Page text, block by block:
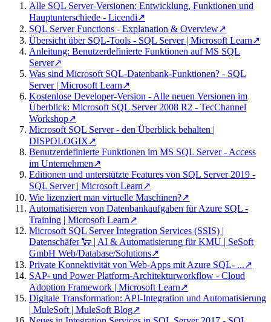
Alle SQL Server-Versionen: Entwicklung, Funktionen und
Hauptunterschiede - Licendi↗
SQL Server Functions - Explanation & Overview↗
Übersicht über SQL-Tools - SQL Server | Microsoft Learn↗
Anleitung: Benutzerdefinierte Funktionen auf MS SQL
Server↗
Was sind Microsoft SQL-Datenbank-Funktionen? - SQL
Server | Microsoft Learn↗
Kostenlose Developer-Version - Alle neuen Versionen im
Überblick: Microsoft SQL Server 2008 R2 - TecChannel
Workshop↗
Microsoft SQL Server - den Überblick behalten |
DISPOLOGIX↗
Benutzerdefinierte Funktionen im MS SQL Server - Access
im Unternehmen↗
Editionen und unterstützte Features von SQL Server 2019 -
SQL Server | Microsoft Learn↗
Wie lizenziert man virtuelle Maschinen?↗
Automatisieren von Datenbankaufgaben für Azure SQL -
Training | Microsoft Learn↗
Microsoft SQL Server Integration Services (SSIS) |
Datenschäfer 🐑 | AI & Automatisierung für KMU | SeSoft
GmbH Web/Database/Solutions↗
Private Konnektivität von Web-Apps mit Azure SQL- ...↗
SAP- und Power Platform-Architekturworkflow - Cloud
Adoption Framework | Microsoft Learn↗
Digitale Transformation: API-Integration und Automatisierung
| MuleSoft | MuleSoft Blog↗